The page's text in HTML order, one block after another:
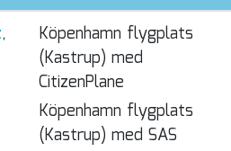
,
Köpenhamn flygplats
(Kastrup) med
CitizenPlane
Köpenhamn flygplats
(Kastrup) med SAS